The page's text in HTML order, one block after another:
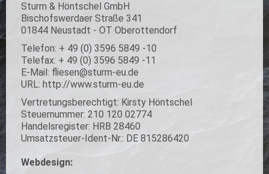
Sturm & Höntschel GmbH
Bischofswerdaer Straße 341
01844 Neustadt - OT Oberottendorf
Telefon: + 49 (0) 3596 5849 -10
Telefax: + 49 (0) 3596 5849 -11
E-Mail: fliesen@sturm-eu.de
URL: http://www.sturm-eu.de
Vertretungsberechtigt: Kirsty Höntschel
Steuernummer: 210 120 02774
Handelsregister: HRB 28460
Umsatzsteuer-Ident-Nr.: DE 815286420
Webdesign: